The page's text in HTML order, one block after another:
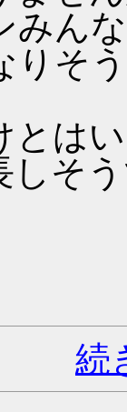
みん
りそ
とは
しそ
続